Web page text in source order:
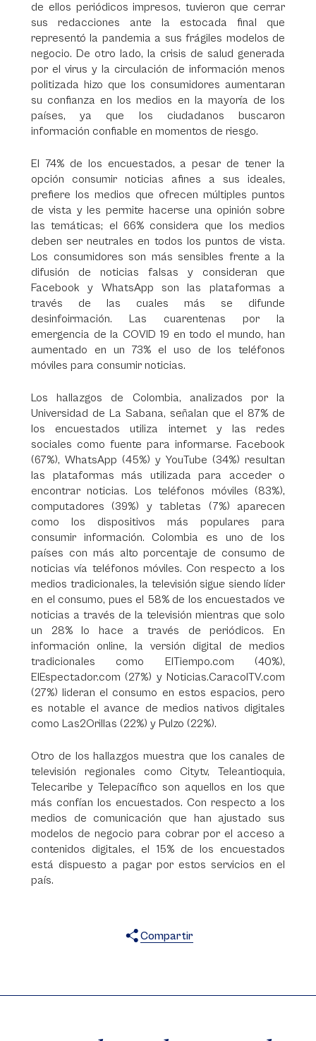
de ellos periódicos impresos, tuvieron que cerrar
sus redacciones ante la estocada final que
representó la pandemia a sus frágiles modelos de
negocio. De otro lado, la crisis de salud generada
por el virus y la circulación de información menos
politizada hizo que los consumidores aumentaran
su confianza en los medios en la mayoría de los
países, ya que los ciudadanos buscaron
información confiable en momentos de riesgo.
El 74% de los encuestados, a pesar de tener la
opción consumir noticias afines a sus ideales,
prefiere los medios que ofrecen múltiples puntos
de vista y les permite hacerse una opinión sobre
las temáticas; el 66% considera que los medios
deben ser neutrales en todos los puntos de vista.
Los consumidores son más sensibles frente a la
difusión de noticias falsas y consideran que
Facebook y WhatsApp son las plataformas a
través de las cuales más se difunde
desinfoirmación. Las cuarentenas por la
emergencia de la COVID 19 en todo el mundo, han
aumentado en un 73% el uso de los teléfonos
móviles para consumir noticias.
Los hallazgos de Colombia, analizados por la
Universidad de La Sabana, señalan que el 87% de
los encuestados utiliza internet y las redes
sociales como fuente para informarse. Facebook
(67%), WhatsApp (45%) y YouTube (34%) resultan
las plataformas más utilizada para acceder o
encontrar noticias. Los teléfonos móviles (83%),
computadores (39%) y tabletas (7%) aparecen
como los dispositivos más populares para
consumir información. Colombia es uno de los
países con más alto porcentaje de consumo de
noticias vía teléfonos móviles. Con respecto a los
medios tradicionales, la televisión sigue siendo líder
en el consumo, pues el 58% de los encuestados ve
noticias a través de la televisión mientras que solo
un 28% lo hace a través de periódicos. En
información online, la versión digital de medios
tradicionales como ElTiempo.com (40%),
ElEspectador.com (27%) y Noticias.CaracolTV.com
(27%) lideran el consumo en estos espacios, pero
es notable el avance de medios nativos digitales
como Las2Orillas (22%) y Pulzo (22%).
Otro de los hallazgos muestra que los canales de
televisión regionales como Citytv, Teleantioquia,
Telecaribe y Telepacífico son aquellos en los que
más confían los encuestados. Con respecto a los
medios de comunicación que han ajustado sus
modelos de negocio para cobrar por el acceso a
contenidos digitales, el 15% de los encuestados
está dispuesto a pagar por estos servicios en el
país.
Compartir